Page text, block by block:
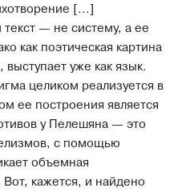
[...]
— не систему, а ее
как поэтическая картина
уже как язык.
целиком реализуется в
ее построения является
у Пелешяна — это
с помощью
объемная
Вот, кажется, и найдено